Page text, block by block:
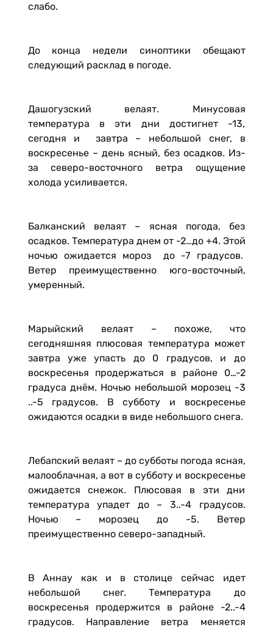
слабо.
До конца недели синоптики обещают
следующий расклад в погоде.
Дашогузский велаят. Минусовая
температура в эти дни достигнет -13,
сегодня и завтра – небольшой снег, в
воскресенье – день ясный, без осадков. Из-
за северо-восточного ветра ощущение
холода усиливается.
Балканский велаят – ясная погода, без
осадков. Температура днем от -2…до +4. Этой
ночью ожидается мороз до -7 градусов.
Ветер преимущественно юго-восточный,
умеренный.
Марыйский велаят – похоже, что
сегодняшняя плюсовая температура может
завтра уже упасть до 0 градусов, и до
воскресенья продержаться в районе 0…-2
градуса днём. Ночью небольшой морозец -3
..-5 градусов. В субботу и воскресенье
ожидаются осадки в виде небольшого снега.
Лебапский велаят – до субботы погода ясная,
малооблачная, а вот в субботу и воскресенье
ожидается снежок. Плюсовая в эти дни
температура упадет до – 3..-4 градусов.
Ночью – морозец до -5. Ветер
преимущественно северо-западный.
В Аннау как и в столице сейчас идет
небольшой снег. Температура до
воскресенья продержится в районе -2..-4
градусов. Направление ветра меняется